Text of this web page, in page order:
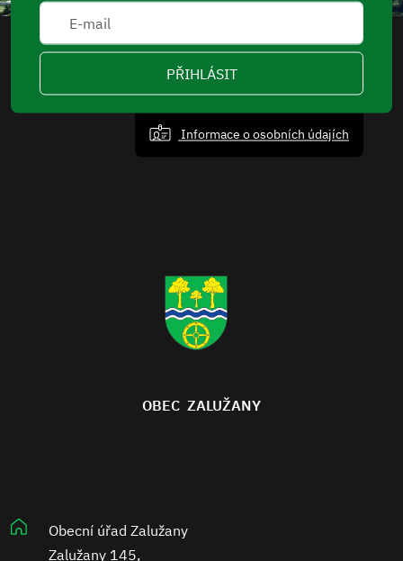
PŘIHLÁSIT
Informace o osobních údajích
OBEC ZALUŽANY
Obecní úřad Zalužany
Zalužany 145,